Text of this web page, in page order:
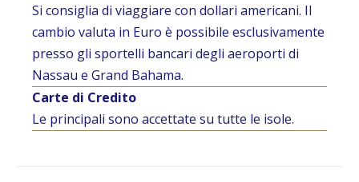
Si consiglia di viaggiare con dollari americani. Il
cambio valuta in Euro è possibile esclusivamente
presso gli sportelli bancari degli aeroporti di
Nassau e Grand Bahama.
Carte di Credito
Le principali sono accettate su tutte le isole.